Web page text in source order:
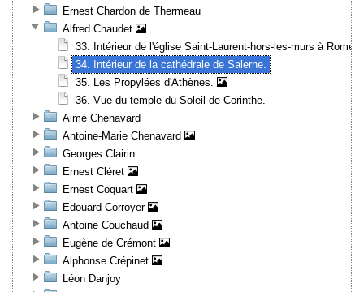
Ernest Chardon de Thermeau
Alfred Chaudet
33. Intérieur de l'église Saint-Laurent-hors-les-murs à Rome.
34. Intérieur de la cathédrale de Salerne.
35. Les Propylées d'Athènes.
36. Vue du temple du Soleil de Corinthe.
Aimé Chenavard
Antoine-Marie Chenavard
Georges Clairin
Ernest Cléret
Ernest Coquart
Edouard Corroyer
Antoine Couchaud
Eugène de Crémont
Alphonse Crépinet
Léon Danjoy